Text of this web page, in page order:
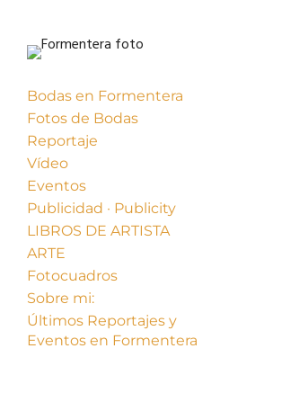
Bodas en Formentera
Fotos de Bodas
Reportaje
Vídeo
Eventos
Publicidad · Publicity
LIBROS DE ARTISTA
ARTE
Fotocuadros
Sobre mi:
Últimos Reportajes y
Eventos en Formentera